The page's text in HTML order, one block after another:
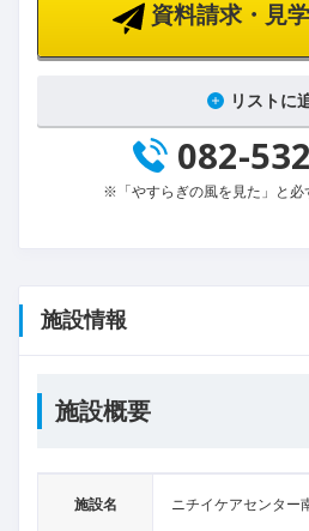
資料請求・見
リストに
082-
※「やすらぎの風を見た」と必
施設情報
施設概要
施設名 ニチイケアセンター